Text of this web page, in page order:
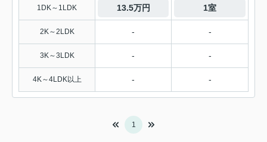
1DK～1LDK 13.5万円 1室
2K～2LDK - -
3K～3LDK - -
4K～4LDK以上 - -
1